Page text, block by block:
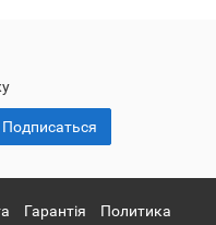
Подписаться
Гарантія
Политика